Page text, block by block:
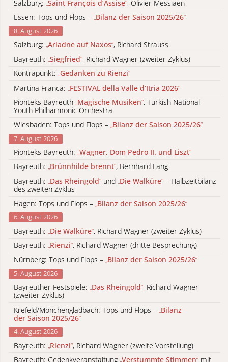
Salzburg: „Saint François d’Assise“, Olivier Messiaen
Essen: Tops und Flops – „Bilanz der Saison 2025/26“
8. August 2026
Salzburg: „Ariadne auf Naxos“, Richard Strauss
Bayreuth: „Siegfried“, Richard Wagner (zweiter Zyklus)
Kontrapunkt: „Gedanken zu Rienzi“
Martina Franca: „FESTIVAL della Valle d’Itria 2026“
Pionteks Bayreuth „Magische Musiken“, Turkish National
Youth Philharmonic Orchestra
Wiesbaden: Tops und Flops – „Bilanz der Saison 2025/26“
7. August 2026
Pionteks Bayreuth: „Wagner, Dom Pedro II. und Liszt“
Bayreuth: „Brünnhilde brennt“, Bernhard Lang
Bayreuth: „Das Rheingold“ und „Die Walküre“ – Halbzeitbilanz
des zweiten Zyklus
Hagen: Tops und Flops – „Bilanz der Saison 2025/26“
6. August 2026
Bayreuth: „Die Walküre“, Richard Wagner (zweiter Zyklus)
Bayreuth: „Rienzi“, Richard Wagner (dritte Besprechung)
Nürnberg: Tops und Flops – „Bilanz der Saison 2025/26“
5. August 2026
Bayreuther Festspiele: „Das Rheingold“, Richard Wagner
(zweiter Zyklus)
Krefeld/Mönchengladbach: Tops und Flops – „Bilanz
der Saison 2025/26“
4. August 2026
Bayreuth: „Rienzi“, Richard Wagner (zweite Vorstellung)
Bayreuth: Gedenkveranstaltung „Verstummte Stimmen“ mit